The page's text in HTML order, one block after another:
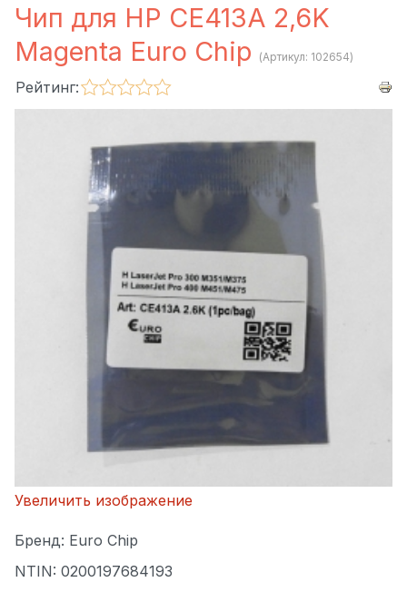
Чип для HP CE413A 2,6K
Magenta Euro Chip
(Артикул: 102654)
Рейтинг:
Увеличить изображение
Бренд: Euro Chip
NTIN: 0200197684193